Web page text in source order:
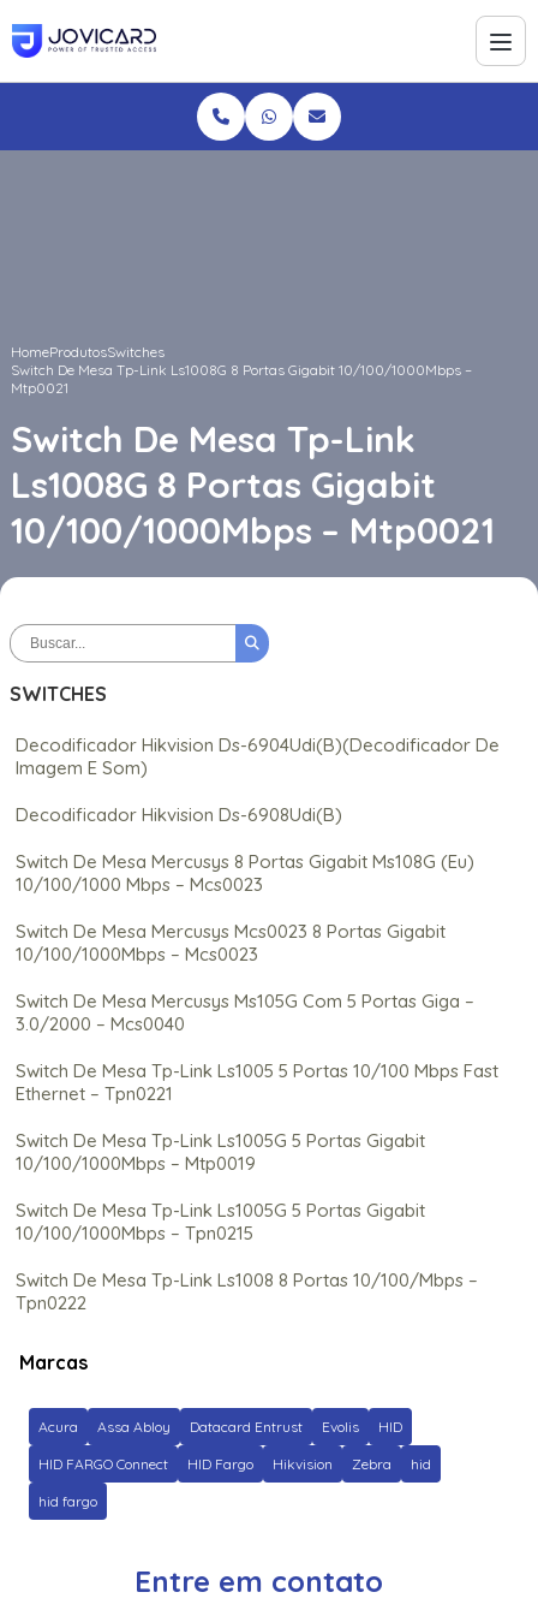
HomeProdutosSwitches
Switch De Mesa Tp-Link Ls1008G 8 Portas Gigabit 10/100/1000Mbps –
Mtp0021
Switch De Mesa Tp-Link
Ls1008G 8 Portas Gigabit
10/100/1000Mbps – Mtp0021
SWITCHES
Decodificador Hikvision Ds-6904Udi(B)(Decodificador De
Imagem E Som)
Decodificador Hikvision Ds-6908Udi(B)
Switch De Mesa Mercusys 8 Portas Gigabit Ms108G (Eu)
10/100/1000 Mbps – Mcs0023
Switch De Mesa Mercusys Mcs0023 8 Portas Gigabit
10/100/1000Mbps – Mcs0023
Switch De Mesa Mercusys Ms105G Com 5 Portas Giga –
3.0/2000 – Mcs0040
Switch De Mesa Tp-Link Ls1005 5 Portas 10/100 Mbps Fast
Ethernet – Tpn0221
Switch De Mesa Tp-Link Ls1005G 5 Portas Gigabit
10/100/1000Mbps – Mtp0019
Switch De Mesa Tp-Link Ls1005G 5 Portas Gigabit
10/100/1000Mbps – Tpn0215
Switch De Mesa Tp-Link Ls1008 8 Portas 10/100/Mbps –
Tpn0222
Switch De Mesa Tp-Link Ls1008G 8 Portas Gigabit
10/100/1000Mbps – Mtp0021
Switch De Mesa Tp-Link Ls1008G 8 Portas Gigabit
10/100/1000Mbps – Tpn0216
Switch De Mesa Tp-Link Tl-Sf1005Lp 5 Portas Gigabit
10/100Mbps 3 Portas Poe Fast Ethernet – Tpn0249
10/100/1000Mbps Easy Smart – Tpn0339
Marcas
Acura Assa Abloy Datacard Entrust Evolis HID
HID FARGO Connect HID Fargo Hikvision Zebra hid
hid fargo
Entre em contato